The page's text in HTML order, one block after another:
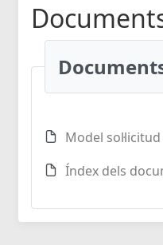
Model sol·licitud
Índex dels